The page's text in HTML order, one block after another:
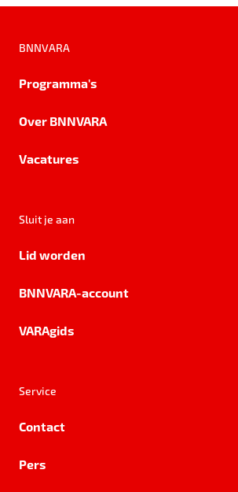
BNNVARA
Programma's
Over BNNVARA
Vacatures
Sluit je aan
Lid worden
BNNVARA-account
VARAgids
Service
Contact
Pers